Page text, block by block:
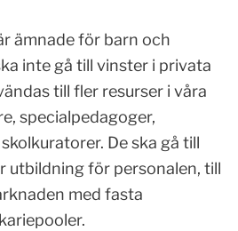
ämnade för barn och
inte gå till vinster i privata
till fler resurser i våra
specialpedagoger,
De ska gå till
utbildning för personalen, till
med fasta